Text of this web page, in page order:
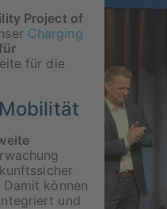
Project of
Charging
für die
können
und